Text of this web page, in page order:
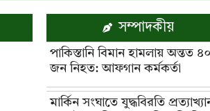
সম্পাদকীয়
পাকিস্তানি বিমান হামলায় অন্তত
জন নিহত: আফগান কর্মকর্তা
মার্কিন সংঘাতে যুদ্ধবিরতি